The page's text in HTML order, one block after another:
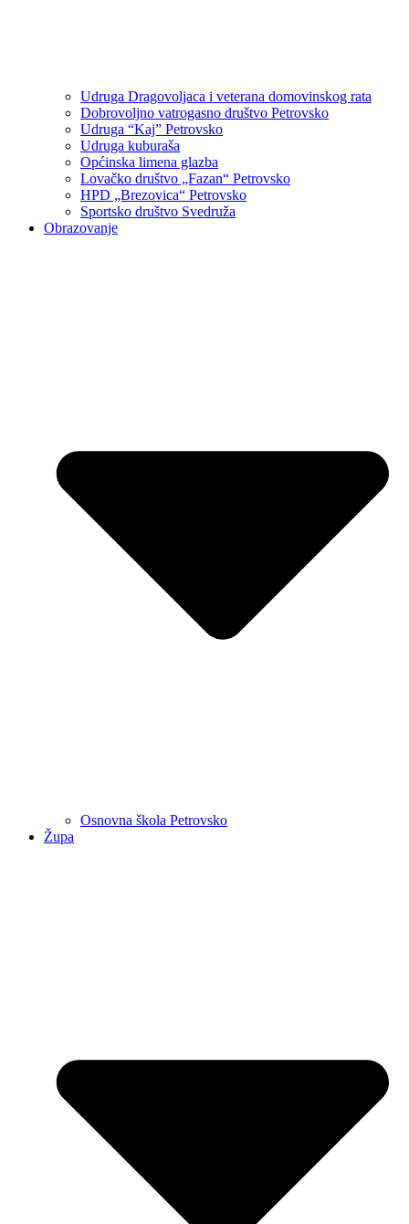
Udruga Dragovoljaca i veterana domovinskog rata
Dobrovoljno vatrogasno društvo Petrovsko
Udruga “Kaj” Petrovsko
Udruga kuburaša
Općinska limena glazba
Lovačko društvo „Fazan“ Petrovsko
HPD „Brezovica“ Petrovsko
Sportsko društvo Svedruža
Obrazovanje
Osnovna škola Petrovsko
Župa